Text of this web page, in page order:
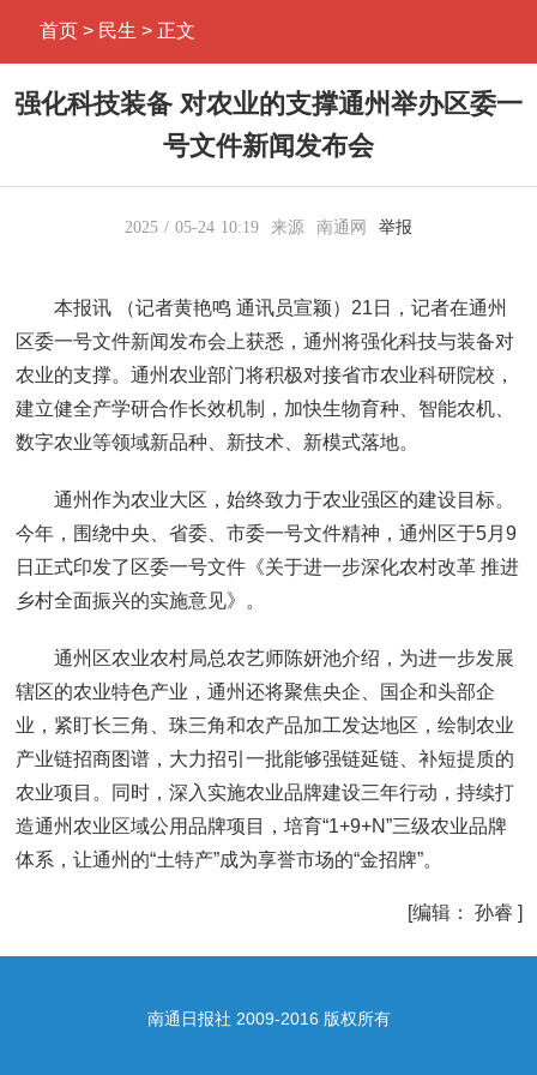
首页 > 民生 > 正文
强化科技装备 对农业的支撑通州举办区委一
号文件新闻发布会
2025 05-24 10:19 来源 南通网 举报
本报讯 （记者黄艳鸣 通讯员宣颖）21日，记者在通州
区委一号文件新闻发布会上获悉，通州将强化科技与装备对
农业的支撑。通州农业部门将积极对接省市农业科研院校，
建立健全产学研合作长效机制，加快生物育种、智能农机、
数字农业等领域新品种、新技术、新模式落地。
通州作为农业大区，始终致力于农业强区的建设目标。
今年，围绕中央、省委、市委一号文件精神，通州区于5月9
日正式印发了区委一号文件《关于进一步深化农村改革 推进
乡村全面振兴的实施意见》。
通州区农业农村局总农艺师陈妍池介绍，为进一步发展
辖区的农业特色产业，通州还将聚焦央企、国企和头部企
业，紧盯长三角、珠三角和农产品加工发达地区，绘制农业
产业链招商图谱，大力招引一批能够强链延链、补短提质的
农业项目。同时，深入实施农业品牌建设三年行动，持续打
造通州农业区域公用品牌项目，培育“1+9+N”三级农业品牌
体系，让通州的“土特产”成为享誉市场的“金招牌”。
[编辑： 孙睿 ]
南通日报社 2009-2016 版权所有